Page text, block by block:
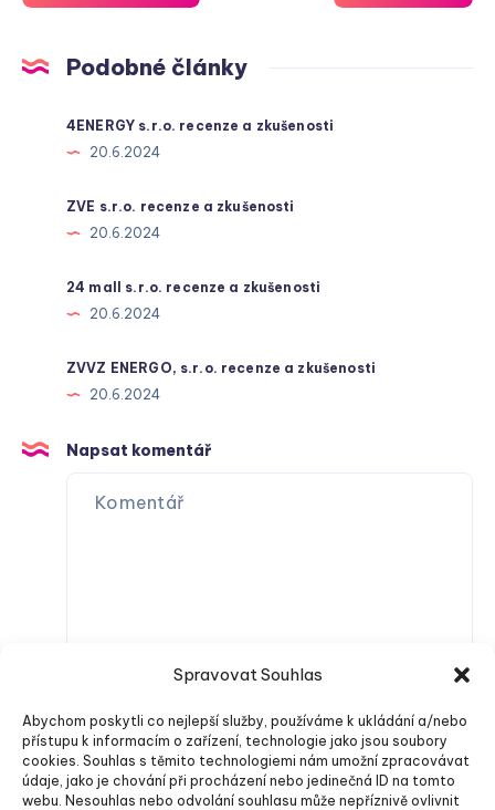
Spravovat Souhlas
Abychom poskytli co nejlepší služby, používáme k ukládání a/nebo
přístupu k informacím o zařízení, technologie jako jsou soubory
cookies. Souhlas s těmito technologiemi nám umožní zpracovávat
údaje, jako je chování při procházení nebo jedinečná ID na tomto
webu. Nesouhlas nebo odvolání souhlasu může nepříznivě ovlivnit
Podobné články
4ENERGY s.r.o. recenze a zkušenosti
20.6.2024
ZVE s.r.o. recenze a zkušenosti
20.6.2024
24 mall s.r.o. recenze a zkušenosti
20.6.2024
ZVVZ ENERGO, s.r.o. recenze a zkušenosti
20.6.2024
Napsat komentář